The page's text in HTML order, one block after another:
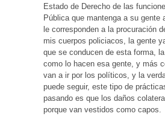
Estado de Derecho de las
Pública que mantenga a su
le corresponden a la procuración
mis cuerpos policiacos, la gente
que se conducen de esta forma,
como lo hacen esa gente, y más
van a ir por los políticos, y la
puede seguir, este tipo de
pasando es que los daños
porque van vestidos como capos.